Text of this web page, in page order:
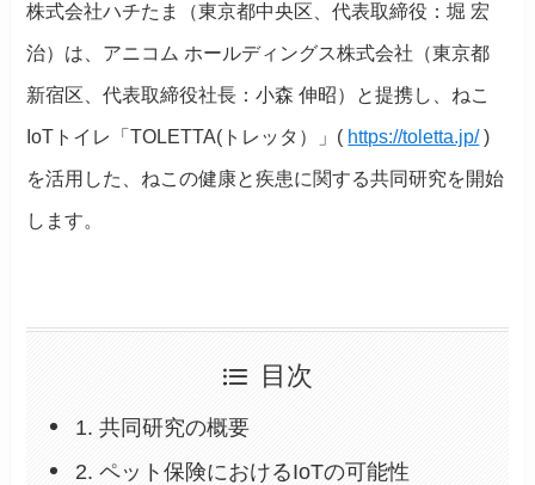
株式会社ハチたま（東京都中央区、代表取締役：堀 宏
治）は、アニコム ホールディングス株式会社（東京都
新宿区、代表取締役社長：小森 伸昭）と提携し、ねこ
IoTトイレ「TOLETTA(トレッタ）」( https://toletta.jp/)
を活用した、ねこの健康と疾患に関する共同研究を開始
します。
目次
1. 共同研究の概要
2. ペット保険におけるIoTの可能性